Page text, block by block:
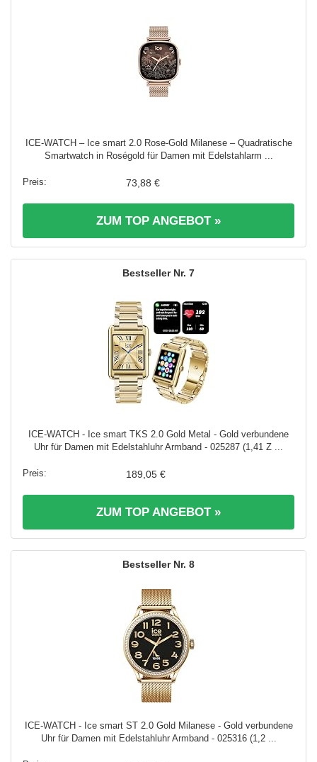
ICE-WATCH – Ice smart 2.0 Rose-Gold Milanese – Quadratische
Smartwatch in Roségold für Damen mit Edelstahlarm ...
73,88 €
ZUM TOP ANGEBOT »
7
ICE-WATCH - Ice smart TKS 2.0 Gold Metal - Gold verbundene
Uhr für Damen mit Edelstahluhr Armband - 025287 (1,41 Z ...
189,05 €
ZUM TOP ANGEBOT »
8
ICE-WATCH - Ice smart ST 2.0 Gold Milanese - Gold verbundene
Uhr für Damen mit Edelstahluhr Armband - 025316 (1,2 ...